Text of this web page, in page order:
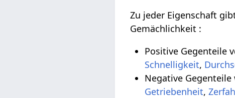
Zu jeder Eigenschaft
Gemächlichkeit :
Positive Gegenteile
Schnelligkeit,
Negative
Getriebenheit,